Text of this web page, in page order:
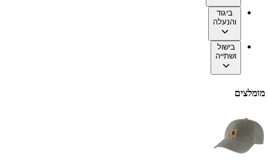
ביגוד
והנעלה
בישול
ושתייה
מומלצים